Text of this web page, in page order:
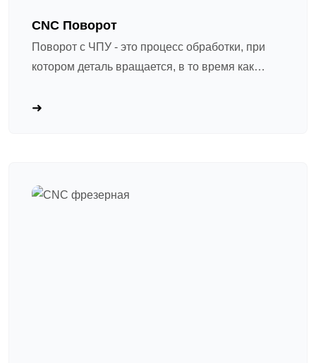
CNC Поворот
Поворот с ЧПУ - это процесс обработки, при
котором деталь вращается, в то время как
материал. Подумайте об этом как о
инструмент следует запрограммированному